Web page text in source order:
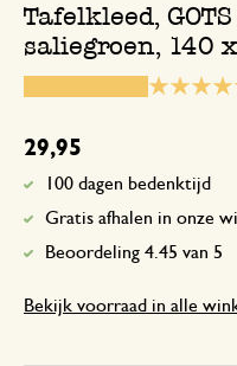
Tafelkleed,
saliegroen, 140
29,95
100 dagen bedenktijd
Gratis afhalen in onze
Beoordeling 4.45 van 5
Bekijk voorraad in alle